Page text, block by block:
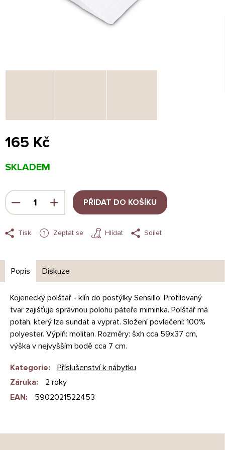
165 Kč
cena:
SKLADEM
PŘIDAT DO KOŠÍKU
Tisk Zeptat se Hlídat Sdílet
Popis Diskuze
Kojenecký polštář - klín do postýlky Sensillo. Profilovaný
tvar zajišťuje správnou polohu páteře miminka. Polštář má
potah, který lze sundat a vyprat. Složení povlečení: 100%
polyester. Výplň: molitan. Rozměry: šxh cca 59x37 cm,
výška v nejvyšším bodě cca 7 cm.
Kategorie:
Příslušenství k nábytku
Záruka:
2 roky
EAN: 5902021522453